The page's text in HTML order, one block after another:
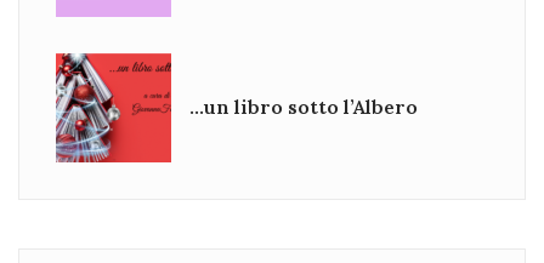
…un libro sotto l’Albero